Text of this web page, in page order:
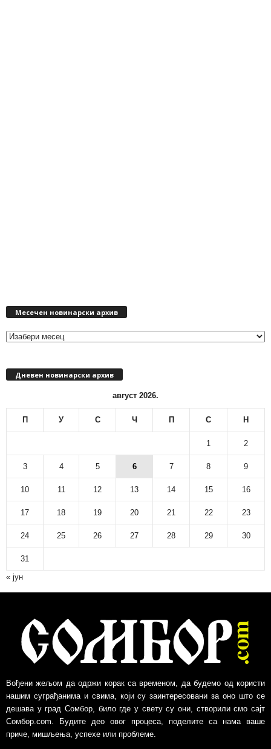
Месечен новинарски архив
в
а
р
с
к
и
а
Дневен новинарски архив
август 2026.
П У С Ч П С Н
1 2
3 4 5 6 7 8 9
10 11 12 13 14 15 16
17 18 19 20 21 22 23
24 25 26 27 28 29 30
31
« јун
Вођени жељом да одржи корак са временом, да будемо од користи
нашим суграђанима и свима, који су заинтересовани за оно што се
дешава у град Сомбор, било где у свету су они, створили смо сајт
Сомбор.com. Будите део овог процеса, поделите са нама ваше
приче, мишљења, успехе или проблеме.